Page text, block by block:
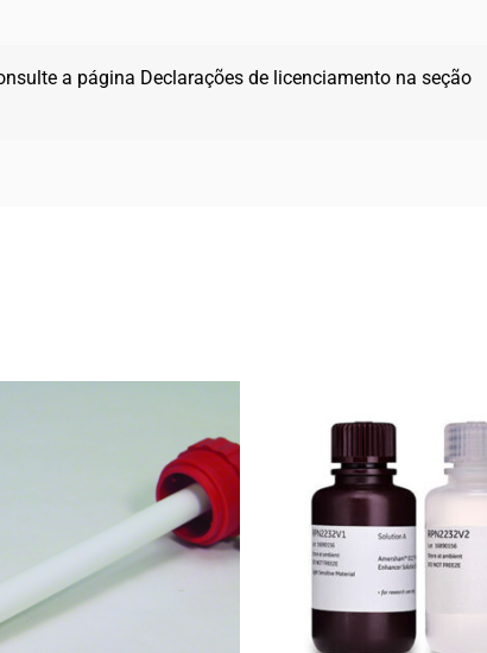
a página Declarações de licenciamento na seção